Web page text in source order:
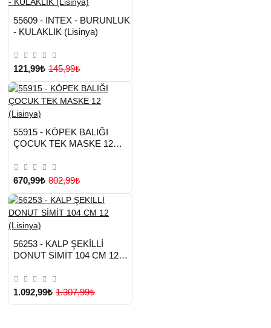
TESLİMAT
55609 - INTEX - BURUNLUK
- KULAKLIK (Lisinya)
121,99₺ 145,99₺
TESLİMAT
Yeni Ürün
55915 - KÖPEK BALIĞI
ÇOCUK TEK MASKE 12
670,99₺ 802,99₺
TESLİMAT
Yeni Ürün
56253 - KALP ŞEKİLLİ
DONUT SİMİT 104 CM 12
1.092,99₺ 1.307,99₺